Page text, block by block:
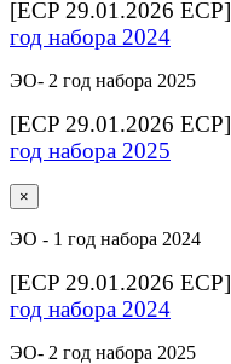
[ECP 29.01.2026 ECP]
год набора 2024
ЭО- 2 год набора 2025
[ECP 29.01.2026 ECP]
год набора 2025
×
ЭО - 1 год набора 2024
[ECP 29.01.2026 ECP]
год набора 2024
ЭО- 2 год набора 2025